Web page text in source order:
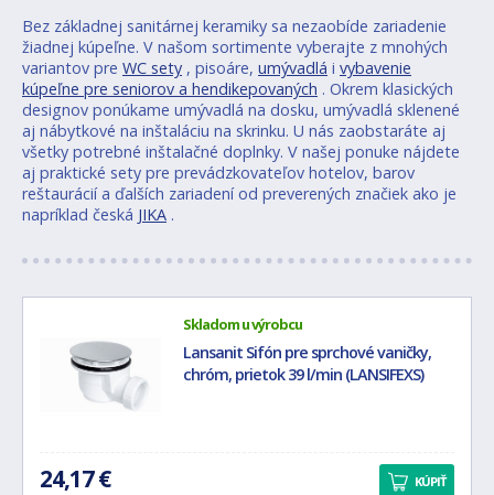
Bez základnej sanitárnej keramiky sa nezaobíde zariadenie
žiadnej kúpeľne. V našom sortimente vyberajte z mnohých
variantov pre WC sety , pisoáre, umývadlá i vybavenie
kúpeľne pre seniorov a hendikepovaných . Okrem klasických
designov ponúkame umývadlá na dosku, umývadlá sklenené
aj nábytkové na inštaláciu na skrinku. U nás zaobstaráte aj
všetky potrebné inštalačné doplnky. V našej ponuke nájdete
aj praktické sety pre prevádzkovateľov hotelov, barov
reštaurácií a ďalších zariadení od preverených značiek ako je
napríklad česká JIKA .
Skladom u výrobcu
Lansanit Sifón pre sprchové vaničky,
chróm, prietok 39 l/min (LANSIFEXS)
24,17 € KÚPIŤ